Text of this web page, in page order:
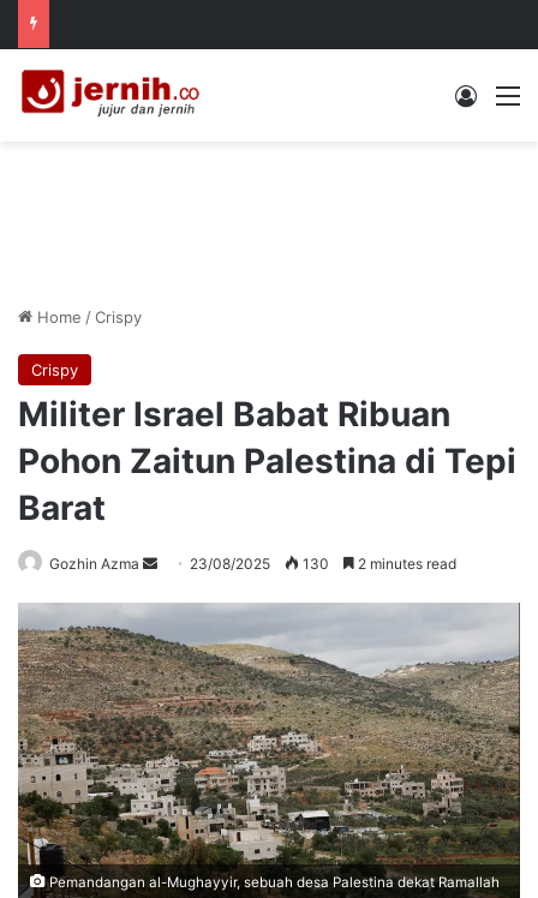
Log In
Home /Crispy
Crispy
Militer Israel Babat Ribuan
Pohon Zaitun Palestina di Tepi
Barat
Gozhin Azma
Send 23/08/2025 130 2 minutes read
Pemandangan al-Mughayyir, sebuah desa Palestina dekat Ramallah